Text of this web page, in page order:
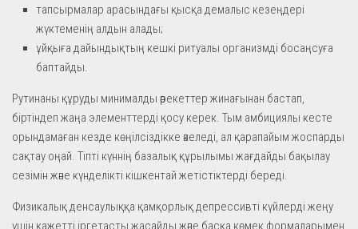
тапсырмалар арасындағы қысқа демалыс кезеңдері
жүктеменің алдын алады;
ұйқыға дайындықтың кешкі ритуалы организмді босаңсуға
баптайды.
Рутинаны құруды минималды әрекеттер жинағынан бастап,
біртіндеп жаңа элементтерді қосу керек. Тым амбициялы кесте
орындамаған кезде көңілсіздікке әкеледі, ал қарапайым жоспарды
сақтау оңай. Тіпті күннің базалық құрылымы жағдайды бақылау
сезімін және күнделікті кішкентай жетістіктерді береді.
Физикалық денсаулыққа қамқорлық депрессивті күйлерді жеңу
үшін қажетті іргетасты жасайды және басқа көмек формаларымен